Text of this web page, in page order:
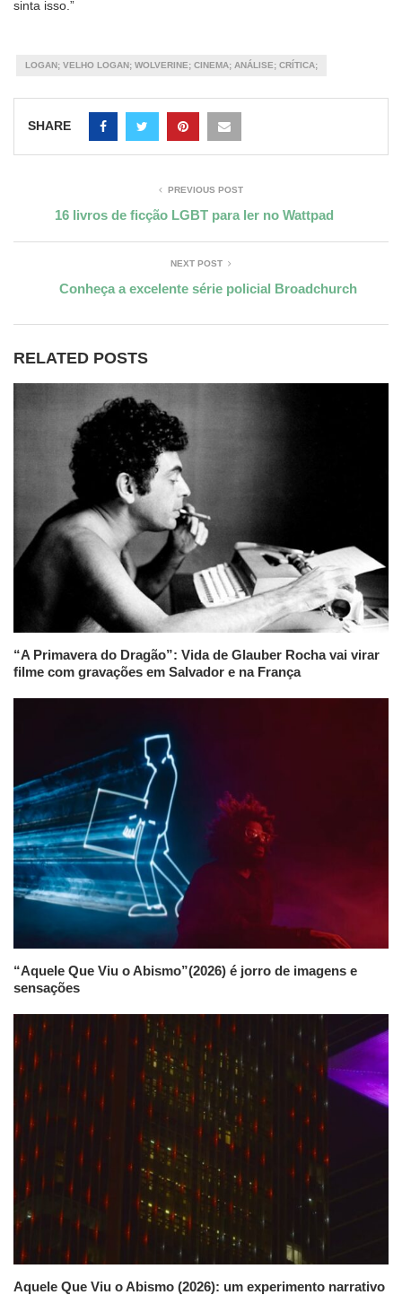
sinta isso.”
LOGAN; VELHO LOGAN; WOLVERINE; CINEMA; ANÁLISE; CRÍTICA;
SHARE
PREVIOUS POST
16 livros de ficção LGBT para ler no Wattpad
NEXT POST
Conheça a excelente série policial Broadchurch
RELATED POSTS
“A Primavera do Dragão”: Vida de Glauber Rocha vai virar
filme com gravações em Salvador e na França
“Aquele Que Viu o Abismo”(2026) é jorro de imagens e
sensações
Aquele Que Viu o Abismo (2026): um experimento narrativo